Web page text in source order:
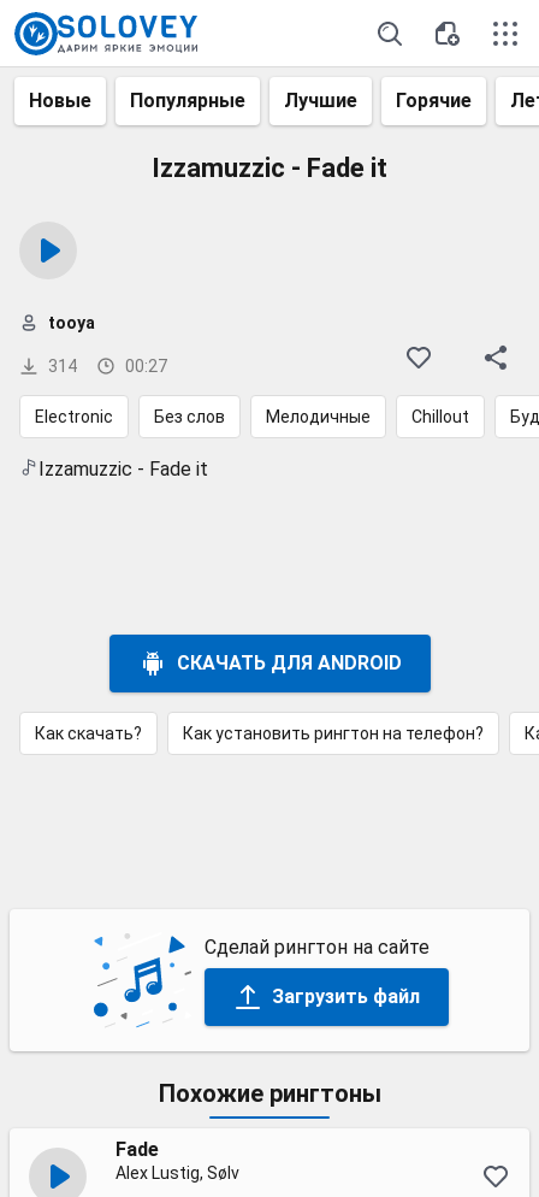
Новые Популярные Лучшие Горячие
Izzamuzzic - Fade it
314 00:27
tooya
Electronic Без слов Мелодичные Chillout
Izzamuzzic - Fade it
СКАЧАТЬ ДЛЯ ANDROID
Как скачать? Как установить рингтон на телефон?
Сделай рингтон на сайте
Загрузить файл
Похожие рингтоны
Fade
Alex Lustig, Sølv